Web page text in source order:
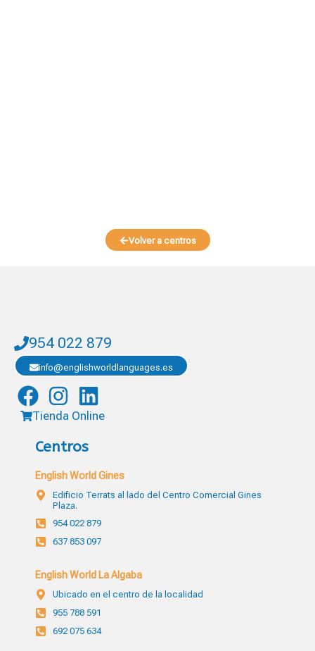
Volver a centros
954 022 879
info@englishworldlanguages.es
Tienda Online
Centros
English World Gines
Edificio Terrats al lado del Centro Comercial Gines
Plaza.
954 022 879
637 853 097
English World La Algaba
Ubicado en el centro de la localidad
955 788 591
692 075 634